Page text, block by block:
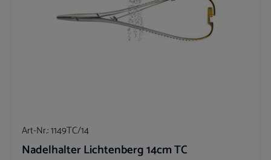
Art-Nr.:1149TC/14
Nadelhalter Lichtenberg 14cm TC